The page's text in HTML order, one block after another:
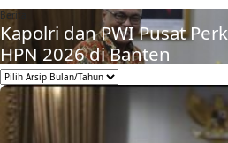
Berita
Kapolri dan PWI Pusat
HPN 2026 di Banten